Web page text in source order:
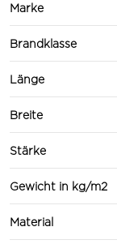
Marke
Brandklasse
Länge
Breite
Stärke
Gewicht in kg/m2
Material